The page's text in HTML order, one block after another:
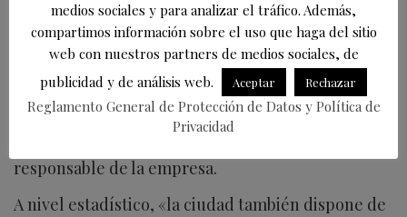
«Si una persona no desea descargar o registrarse
en la App Parkunload, siempre puede iniciar un
estacionamiento sin necesidad de identificarse a
través del formulario web
https://www.parkunload.com/start/y el servicio de
responsable de la empresa.
A nivel estadístico, «la ciudad también dispone de
medios sociales y para analizar el tráfico. Además,
compartimos información sobre el uso que haga del sitio
web con nuestros partners de medios sociales, de
publicidad y de análisis web.
Aceptar Rechazar
Reglamento General de Protección de Datos y Política de
Privacidad